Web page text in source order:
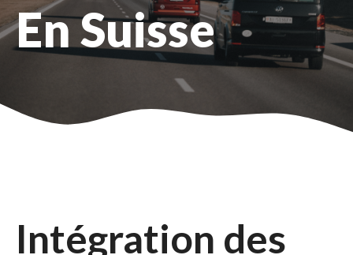
En Suisse
Intégration des